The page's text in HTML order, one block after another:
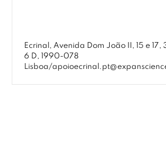
Ecrinal, Avenida Dom João II, 15 e 17,
6 D, 1990-078
Lisboa/